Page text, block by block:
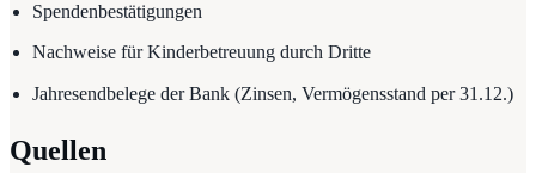
Spendenbestätigungen
Nachweise für Kinderbetreuung durch Dritte
Jahresendbelege der Bank (Zinsen, Vermögensstand per 31.12.)
Quellen